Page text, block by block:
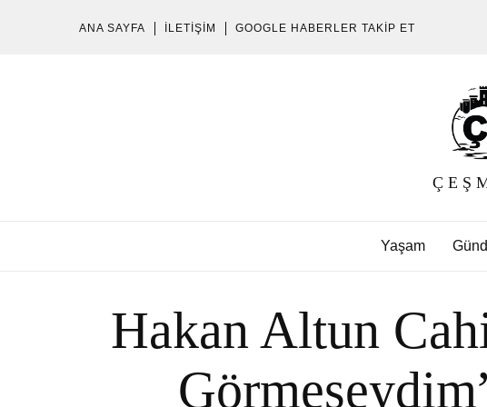
ANA SAYFA İLETIŞIM GOOGLE HABERLER TAKIP ET
Yaşam
Hakan Altun